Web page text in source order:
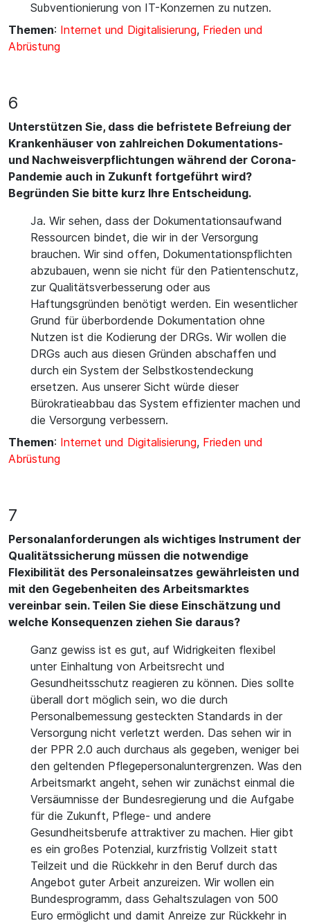
Subventionierung von IT-Konzernen zu nutzen.
Themen: Internet und Digitalisierung, Frieden und
Abrüstung
6
Unterstützen Sie, dass die befristete Befreiung der
Krankenhäuser von zahlreichen Dokumentations-
und Nachweisverpflichtungen während der Corona-
Pandemie auch in Zukunft fortgeführt wird?
Begründen Sie bitte kurz Ihre Entscheidung.
Ja. Wir sehen, dass der Dokumentationsaufwand
Ressourcen bindet, die wir in der Versorgung
brauchen. Wir sind offen, Dokumentationspflichten
abzubauen, wenn sie nicht für den Patientenschutz,
zur Qualitätsverbesserung oder aus
Haftungsgründen benötigt werden. Ein wesentlicher
Grund für überbordende Dokumentation ohne
Nutzen ist die Kodierung der DRGs. Wir wollen die
DRGs auch aus diesen Gründen abschaffen und
durch ein System der Selbstkostendeckung
ersetzen. Aus unserer Sicht würde dieser
Bürokratieabbau das System effizienter machen und
die Versorgung verbessern.
Themen: Internet und Digitalisierung, Frieden und
Abrüstung
7
Personalanforderungen als wichtiges Instrument der
Qualitätssicherung müssen die notwendige
Flexibilität des Personaleinsatzes gewährleisten und
mit den Gegebenheiten des Arbeitsmarktes
vereinbar sein. Teilen Sie diese Einschätzung und
welche Konsequenzen ziehen Sie daraus?
Ganz gewiss ist es gut, auf Widrigkeiten flexibel
unter Einhaltung von Arbeitsrecht und
Gesundheitsschutz reagieren zu können. Dies sollte
überall dort möglich sein, wo die durch
Personalbemessung gesteckten Standards in der
Versorgung nicht verletzt werden. Das sehen wir in
der PPR 2.0 auch durchaus als gegeben, weniger bei
den geltenden Pflegepersonaluntergrenzen. Was den
Arbeitsmarkt angeht, sehen wir zunächst einmal die
Versäumnisse der Bundesregierung und die Aufgabe
für die Zukunft, Pflege- und andere
Gesundheitsberufe attraktiver zu machen. Hier gibt
es ein großes Potenzial, kurzfristig Vollzeit statt
Teilzeit und die Rückkehr in den Beruf durch das
Angebot guter Arbeit anzureizen. Wir wollen ein
Bundesprogramm, dass Gehaltszulagen von 500
Euro ermöglicht und damit Anreize zur Rückkehr in